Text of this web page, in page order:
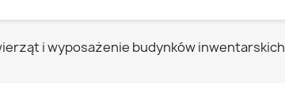
i wyposażenie budynków inwentarskich